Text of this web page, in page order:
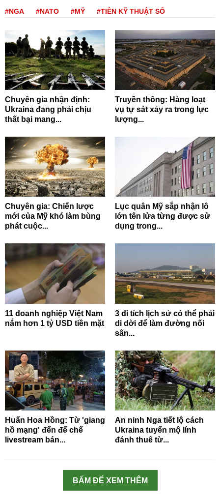
#NGA #NATO #MỸ #TIỀN KỸ THUẬT SỐ
Chuyên gia nhận định:
Ukraina đang phải chịu
thất bại mang...
Truyền thông: Hàng loạt
vụ tự sát xảy ra trong lực
lượng...
Chuyên gia: Chiến lược
mới của Mỹ khó làm bùng
phát cuộc...
Lục quân Mỹ sắp nhận lô
lớn tên lửa từng được sử
dụng trong...
11 doanh nghiệp Việt Nam
nắm hơn 1 tỷ USD tiền mặt
3 di tích lịch sử có thể phải
di dời để làm đường nối
sân...
Huấn Hoa Hồng: Từ 'giang
hồ mạng' đến đế chế
livestream bán...
An ninh Nga tiết lộ cách
Ukraina tuyển mộ lính
đánh thuê từ...
BẤM ĐỂ XEM THÊM